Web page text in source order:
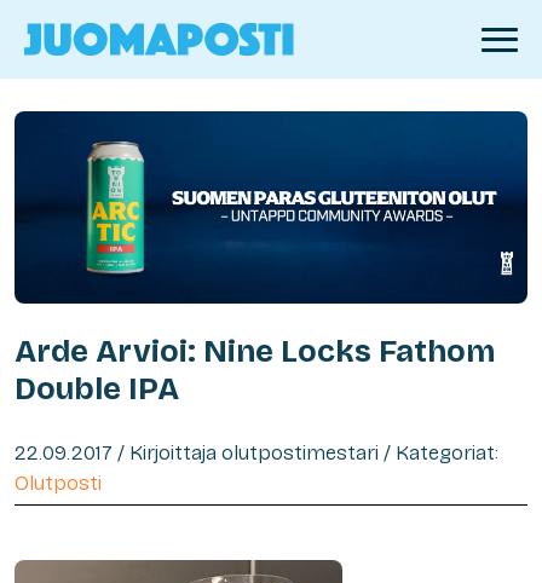
Arde Arvioi: Nine Locks Fathom
Double IPA
22.09.2017 / Kirjoittaja olutpostimestari / Kategoriat:
Olutposti